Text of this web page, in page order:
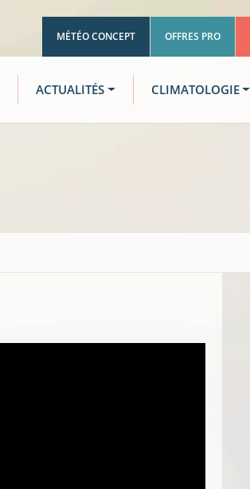
MÉTÉO CONCEPT OFFRES PRO
ACTUALITÉS CLIMATOLOGIE